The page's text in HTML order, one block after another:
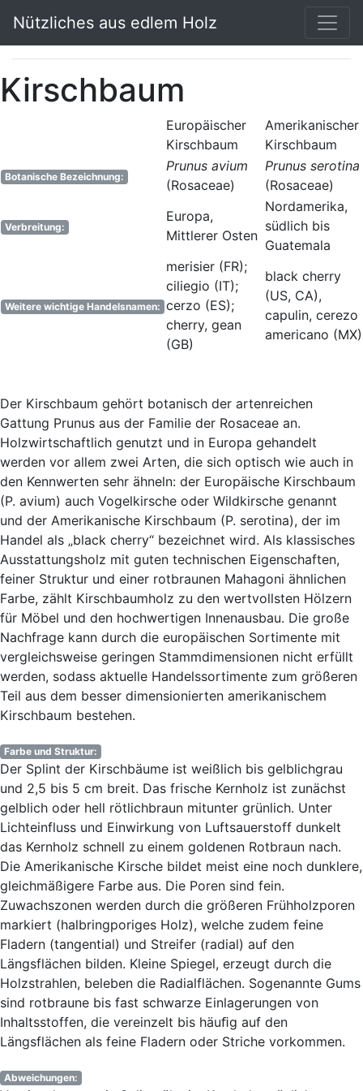
Nützliches aus edlem Holz
Kirschbaum
Europäischer
Kirschbaum
Amerikanischer
Kirschbaum
Botanische Bezeichnung:
Prunus avium
(Rosaceae)
Prunus serotina
(Rosaceae)
Verbreitung:
Europa,
Mittlerer Osten
Nordamerika,
südlich bis
Guatemala
Weitere wichtige Handelsnamen:
merisier (FR);
ciliegio (IT);
cerzo (ES);
cherry, gean
(GB)
black cherry
(US, CA),
capulin, cerezo
americano (MX)
Der Kirschbaum gehört botanisch der artenreichen
Gattung Prunus aus der Familie der Rosaceae an.
Holzwirtschaftlich genutzt und in Europa gehandelt
werden vor allem zwei Arten, die sich optisch wie auch in
den Kennwerten sehr ähneln: der Europäische Kirschbaum
(P. avium) auch Vogelkirsche oder Wildkirsche genannt
und der Amerikanische Kirschbaum (P. serotina), der im
Handel als „black cherry“ bezeichnet wird. Als klassisches
Ausstattungsholz mit guten technischen Eigenschaften,
feiner Struktur und einer rotbraunen Mahagoni ähnlichen
Farbe, zählt Kirschbaumholz zu den wertvollsten Hölzern
für Möbel und den hochwertigen Innenausbau. Die große
Nachfrage kann durch die europäischen Sortimente mit
vergleichsweise geringen Stammdimensionen nicht erfüllt
werden, sodass aktuelle Handelssortimente zum größeren
Teil aus dem besser dimensionierten amerikanischem
Kirschbaum bestehen.
Farbe und Struktur:
Der Splint der Kirschbäume ist weißlich bis gelblichgrau
und 2,5 bis 5 cm breit. Das frische Kernholz ist zunächst
gelblich oder hell rötlichbraun mitunter grünlich. Unter
Lichteinfluss und Einwirkung von Luftsauerstoff dunkelt
das Kernholz schnell zu einem goldenen Rotbraun nach.
Die Amerikanische Kirsche bildet meist eine noch dunklere,
gleichmäßigere Farbe aus. Die Poren sind fein.
Zuwachszonen werden durch die größeren Frühholzporen
markiert (halbringporiges Holz), welche zudem feine
Fladern (tangential) und Streifer (radial) auf den
Längsflächen bilden. Kleine Spiegel, erzeugt durch die
Holzstrahlen, beleben die Radialflächen. Sogenannte Gums
sind rotbraune bis fast schwarze Einlagerungen von
Inhaltsstoffen, die vereinzelt bis häuﬁg auf den
Längsflächen als feine Fladern oder Striche vorkommen.
Abweichungen: